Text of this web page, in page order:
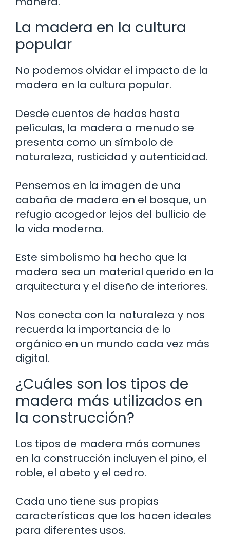
La madera en la cultura
popular
No podemos olvidar el impacto de la
madera en la cultura popular.
Desde cuentos de hadas hasta
películas, la madera a menudo se
presenta como un símbolo de
naturaleza, rusticidad y autenticidad.
Pensemos en la imagen de una
cabaña de madera en el bosque, un
refugio acogedor lejos del bullicio de
la vida moderna.
Este simbolismo ha hecho que la
madera sea un material querido en la
arquitectura y el diseño de interiores.
Nos conecta con la naturaleza y nos
recuerda la importancia de lo
orgánico en un mundo cada vez más
digital.
¿Cuáles son los tipos de
madera más utilizados en
la construcción?
Los tipos de madera más comunes
en la construcción incluyen el pino, el
roble, el abeto y el cedro.
Cada uno tiene sus propias
características que los hacen ideales
para diferentes usos.